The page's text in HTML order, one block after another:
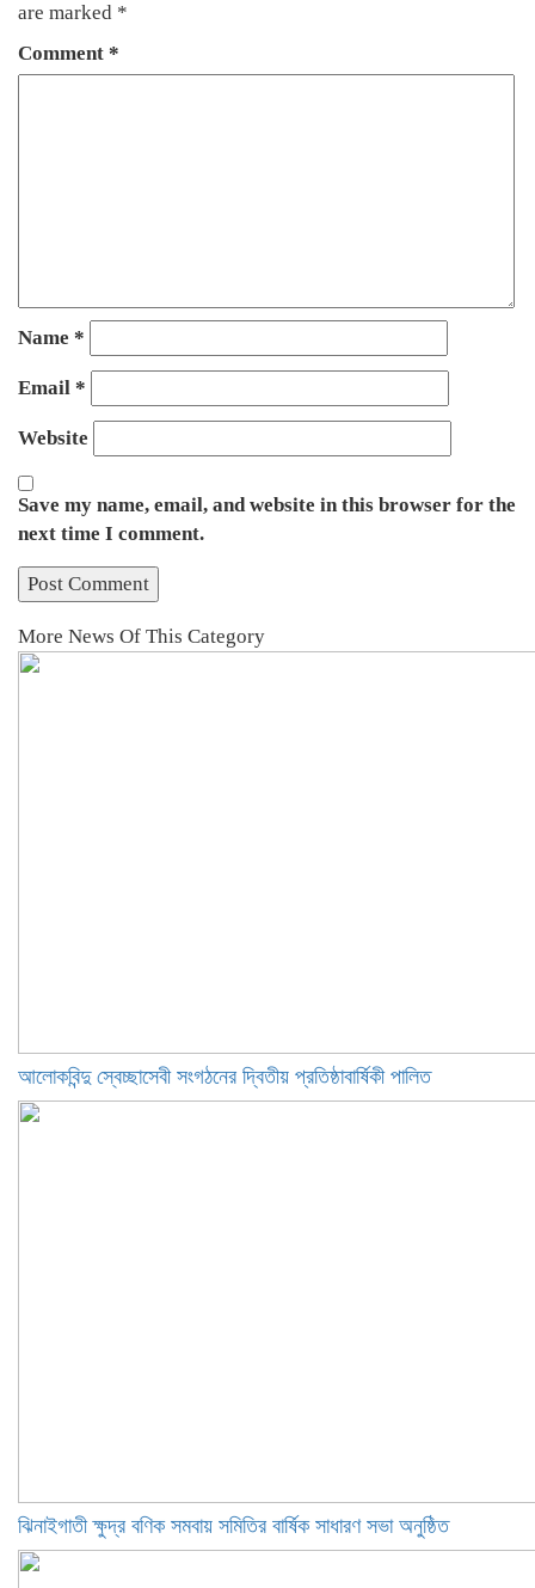
are marked *
Comment *
Name *
Email *
Website
Save my name, email, and website in this browser for the
next time I comment.
More News Of This Category
আলোকবিন্দু স্বেচ্ছাসেবী সংগঠনের দ্বিতীয় প্রতিষ্ঠাবার্ষিকী পালিত
ঝিনাইগাতী ক্ষুদ্র বণিক সমবায় সমিতির বার্ষিক সাধারণ সভা অনুষ্ঠিত